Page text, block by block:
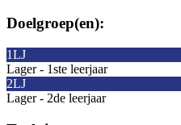
Doelgroep(en):
1LJ
Lager - 1ste leerjaar
2LJ
Lager - 2de leerjaar